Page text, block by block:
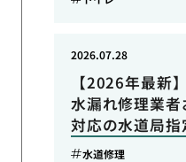
【2026年最新
水漏れ修理業
対応の水道局
2026.07.28
水道修理